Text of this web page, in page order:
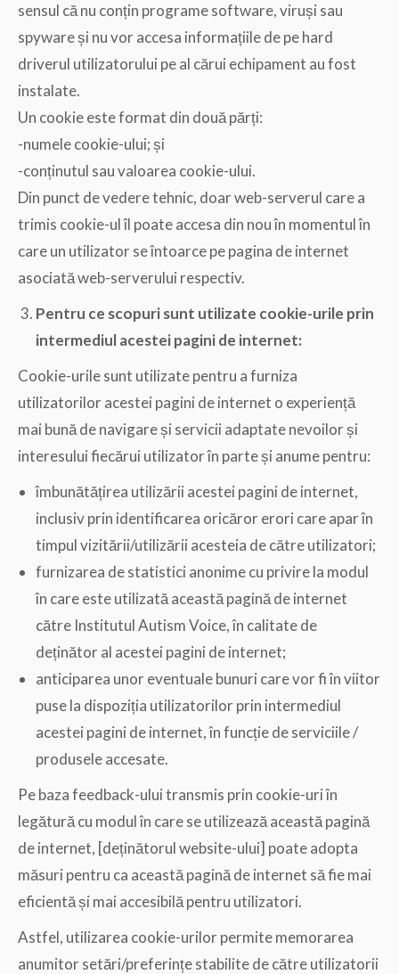
sensul că nu conțin programe software, viruși sau
spyware și nu vor accesa informațiile de pe hard
driverul utilizatorului pe al cărui echipament au fost
instalate.
Un cookie este format din două părți:
-numele cookie-ului; și
-conținutul sau valoarea cookie-ului.
Din punct de vedere tehnic, doar web-serverul care a
trimis cookie-ul îl poate accesa din nou în momentul în
care un utilizator se întoarce pe pagina de internet
asociată web-serverului respectiv.
Pentru ce scopuri sunt utilizate cookie-urile prin
intermediul acestei pagini de internet:
Cookie-urile sunt utilizate pentru a furniza
utilizatorilor acestei pagini de internet o experiență
mai bună de navigare și servicii adaptate nevoilor și
interesului fiecărui utilizator în parte și anume pentru:
îmbunătățirea utilizării acestei pagini de internet,
inclusiv prin identificarea oricăror erori care apar în
timpul vizitării/utilizării acesteia de către utilizatori;
furnizarea de statistici anonime cu privire la modul
în care este utilizată această pagină de internet
către Institutul Autism Voice, în calitate de
deținător al acestei pagini de internet;
anticiparea unor eventuale bunuri care vor fi în viitor
puse la dispoziția utilizatorilor prin intermediul
acestei pagini de internet, în funcție de serviciile /
produsele accesate.
Pe baza feedback-ului transmis prin cookie-uri în
legătură cu modul în care se utilizează această pagină
de internet, [deținătorul website-ului] poate adopta
măsuri pentru ca această pagină de internet să fie mai
eficientă și mai accesibilă pentru utilizatori.
Astfel, utilizarea cookie-urilor permite memorarea
anumitor setări/preferințe stabilite de către utilizatorii